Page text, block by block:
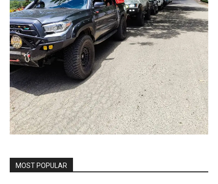
MOST POPULAR